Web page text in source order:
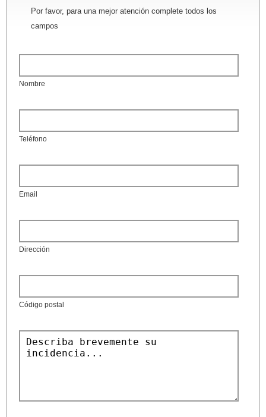
Por favor, para una mejor atención complete todos los
campos
Nombre
Teléfono
Email
Dirección
Código postal